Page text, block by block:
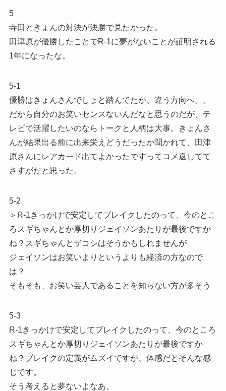
5
寺田ときょんの対決が決勝で見たかった。
田津原が優勝したことでR-1に夢がないことが証明される
1年になったな。
5-1
優勝はきょんさんでしょと踏んでたが、違う方向へ。。
だから自分のお笑いセンスないんだなと思うのだが、テ
レビで活躍したいのならトークと人柄は大事。きょんさ
んが結果出る前に出来栄えどうだったか聞かれて、田津
原さんにレアカード出てよかったですってコメ返してて
さすがだと思った。
5-2
＞R-1きっかけで安定してブレイクしたのって、今のとこ
ろスギちゃんとか厚切りジェイソンあたりが最後ですか
ね？スギちゃんとザコシはそうかもしれませんが
ジェイソンはお笑いよりというよりも経済の方なので
は？
そもそも、お笑い芸人であることを知らない方が多そう
5-3
R-1きっかけで安定してブレイクしたのって、今のところ
スギちゃんとか厚切りジェイソンあたりが最後ですか
ね？ブレイクの定義がムズイですが、体感だとそんな感
じです。
そう考えると夢ないよなあ。